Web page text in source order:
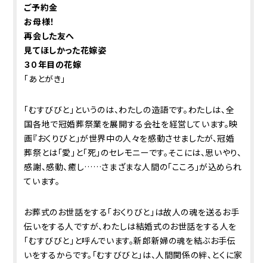
ご予約金
お母様！
再会した友へ
見てほしかった花嫁姿
３０年目の花嫁
「あとがき」
「むすびびと」というのは、わたしの造語です。わたしは、全
国各地で冠婚葬祭業を展開する会社を経営しています。映
画『おくりびと」が世界中の人々を感動させましたが、冠婚
葬祭とは「愛」と「死」のセレモニーです。そこには、思いやり、
感謝、感動、癒し……さまざまな人間の「こころ」が込められ
ています。
お葬式のお世話をする「おくりびと」は故人の魂を送るお手
伝いをする人ですが、わたしは結婚式のお世話をする人を
「むすびびと」と呼んでいます。新郎新婦の魂を結ぶお手伝
いをするからです。「むすびびと」は、人間関係の絆、とくに家